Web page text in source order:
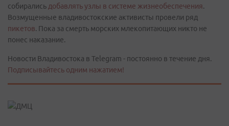
собирались добавлять узлы в системе жизнеобеспечения.
Возмущенные владивостокские активисты провели ряд
пикетов. Пока за смерть морских млекопитающих никто не
понес наказание.
Новости Владивостока в Telegram - постоянно в течение дня.
Подписывайтесь одним нажатием!